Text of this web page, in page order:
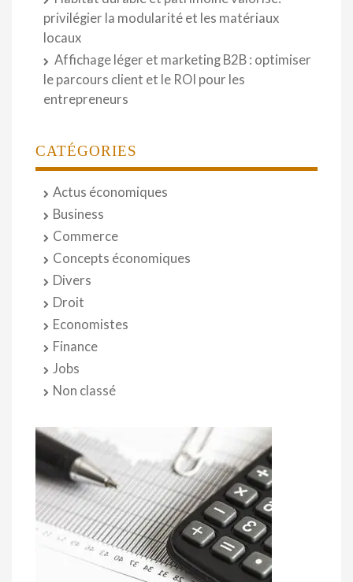
privilégier la modularité et les matériaux
locaux
Affichage léger et marketing B2B : optimiser
le parcours client et le ROI pour les
entrepreneurs
CATÉGORIES
Actus économiques
Business
Commerce
Concepts économiques
Divers
Droit
Economistes
Finance
Jobs
Non classé